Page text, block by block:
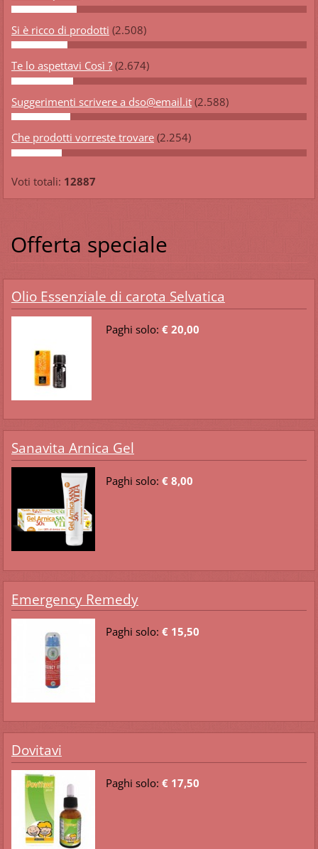
Si è ricco di prodotti (2.508)
Te lo aspettavi Così ? (2.674)
Suggerimenti scrivere a dso@email.it (2.588)
Che prodotti vorreste trovare (2.254)
Voti totali: 12887
Offerta speciale
Olio Essenziale di carota Selvatica
Paghi solo: € 20,00
Sanavita Arnica Gel
Paghi solo: € 8,00
Emergency Remedy
Paghi solo: € 15,50
Dovitavi
Paghi solo: € 17,50